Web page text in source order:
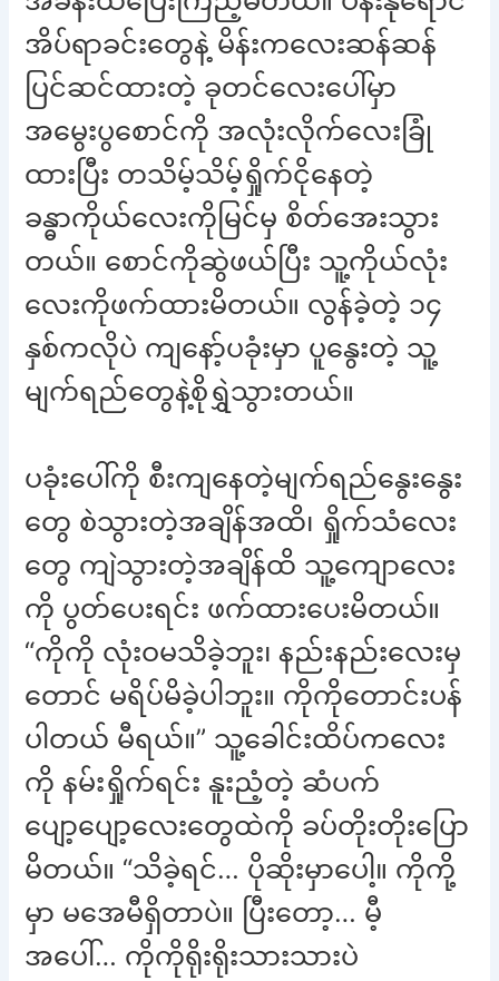
အိပ်ရာခင်းတွေနဲ့ မိန်းကလေးဆန်ဆန်
ပြင်ဆင်ထားတဲ့ ခုတင်လေးပေါ်မှာ
အမွေးပွစောင်ကို အလုံးလိုက်လေးခြုံ
ထားပြီး တသိမ့်သိမ့်ရှိုက်ငိုနေတဲ့
ခန္ဓာကိုယ်လေးကိုမြင်မှ စိတ်အေးသွား
တယ်။ စောင်ကိုဆွဲဖယ်ပြီး သူ့ကိုယ်လုံး
လေးကိုဖက်ထားမိတယ်။ လွန်ခဲ့တဲ့ ၁၄
နှစ်ကလိုပဲ ကျနော့်ပခုံးမှာ ပူနွေးတဲ့ သူ့
မျက်ရည်တွေနဲ့စိုရွှဲသွားတယ်။
ပခုံးပေါ်ကို စီးကျနေတဲ့မျက်ရည်နွေးနွေး
တွေ စဲသွားတဲ့အချိန်အထိ၊ ရှိုက်သံလေး
တွေ ကျဲသွားတဲ့အချိန်ထိ သူ့ကျောလေး
ကို ပွတ်ပေးရင်း ဖက်ထားပေးမိတယ်။
“ကိုကို လုံးဝမသိခဲ့ဘူး၊ နည်းနည်းလေးမှ
တောင် မရိပ်မိခဲ့ပါဘူး။ ကိုကိုတောင်းပန်
ပါတယ် မီရယ်။” သူ့ခေါင်းထိပ်ကလေး
ကို နမ်းရှိုက်ရင်း နူးညံ့တဲ့ ဆံပက်
ပျော့ပျော့လေးတွေထဲကို ခပ်တိုးတိုးပြော
မိတယ်။ “သိခဲ့ရင်… ပိုဆိုးမှာပေါ့။ ကိုကို့
မှာ မအေမီရှိတာပဲ။ ပြီးတော့… မီ့
အပေါ်… ကိုကိုရိုးရိုးသားသားပဲ